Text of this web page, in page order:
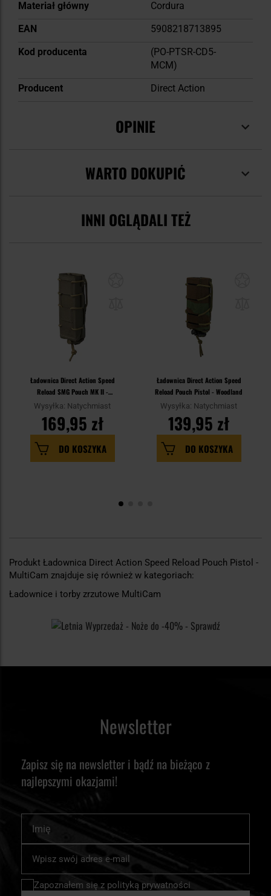
Materiał główny
Cordura
EAN
5908218713895
Kod producenta
(PO-PTSR-CD5-
MCM)
Producent
Direct Action
OPINIE
WARTO DOKUPIĆ
INNI OGLĄDALI TEŻ
Ładownica Direct Action Speed
Reload SMG Pouch MK II -
Adaptive Green
Wysyłka: Natychmiast
169,95 zł
DO KOSZYKA
Ładownica Direct Action Speed
Reload Pouch Pistol - Woodland
Wysyłka: Natychmiast
139,95 zł
DO KOSZYKA
Produkt Ładownica Direct Action Speed Reload Pouch Pistol -
MultiCam znajduje się również w kategoriach:
Ładownice i torby zrzutowe MultiCam
Newsletter
Zapisz się na newsletter i bądź na bieżąco z
najlepszymi okazjami!
nasz
newsletter:
Zapoznałem się z polityką prywatności